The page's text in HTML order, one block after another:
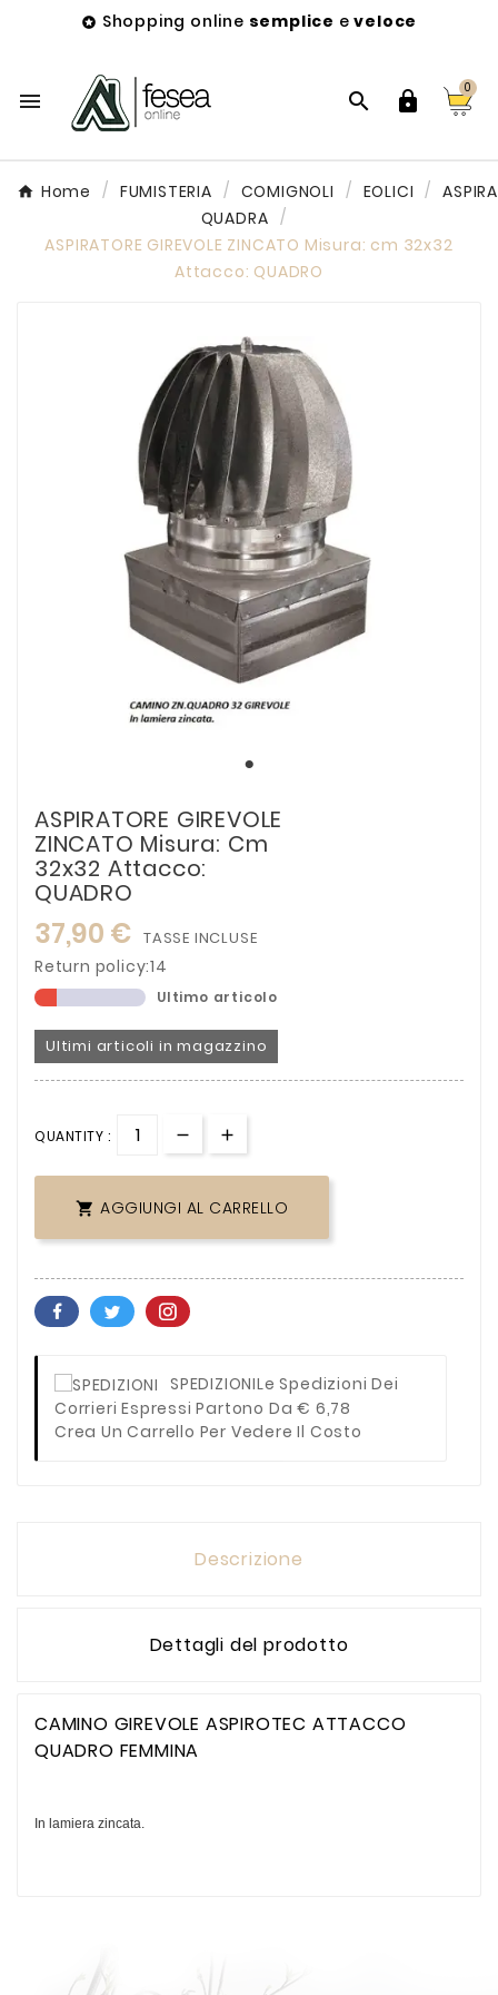
 Shopping online semplice eveloce
  
0
Home FUMISTERIA COMIGNOLI EOLICI
QUADRA
ASPIRATORE GIREVOLE ZINCATO Misura: cm 32x32
Attacco: QUADRO
ASPIRATORE GIREVOLE
ZINCATO Misura: Cm
32x32 Attacco:
QUADRO
37,90 € TASSE INCLUSE
Return policy:14
Ultimo articolo
Ultimi articoli in magazzino
QUANTITY :
 AGGIUNGI AL CARRELLO
SPEDIZIONILe Spedizioni Dei
Corrieri Espressi Partono Da € 6,78
Crea Un Carrello Per Vedere Il Costo
Descrizione
Dettagli del prodotto
CAMINO GIREVOLE ASPIROTEC ATTACCO
QUADRO FEMMINA
In lamiera zincata.